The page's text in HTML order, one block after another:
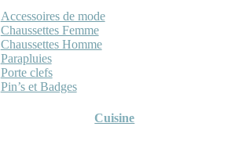
Accessoires de mode
Chaussettes Femme
Chaussettes Homme
Parapluies
Porte clefs
Pin’s et Badges
Cuisine